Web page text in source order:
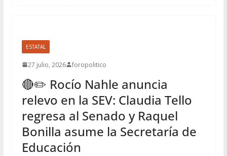
ESTATAL
27 julio, 2026 foropolitico
🔴✏️ Rocío Nahle anuncia
relevo en la SEV: Claudia Tello
regresa al Senado y Raquel
Bonilla asume la Secretaría de
Educación